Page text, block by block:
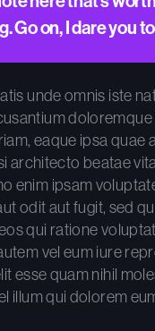
Go on, I dare you
unde omnis iste
doloremque
eaque ipsa quae
architecto beatae
enim ipsam
odit aut fugit, sed
qui ratione
vel eum iure
esse quam nihil
illum qui dolorem